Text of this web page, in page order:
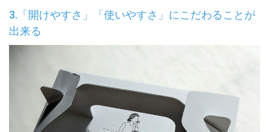
3.「開けやすさ」「使いやすさ」にこだわることが
出来る